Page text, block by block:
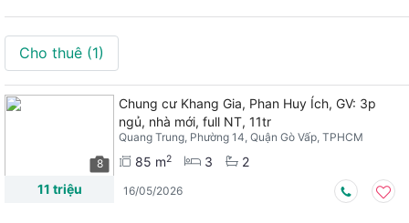
Cho thuê (1)
8
Chung cư Khang Gia, Phan Huy Ích, GV: 3p
ngủ, nhà mới, full NT, 11tr
Quang Trung, Phường 14, Quận Gò Vấp, TPHCM
85 m2 3
2
11 triệu
16/05/2026